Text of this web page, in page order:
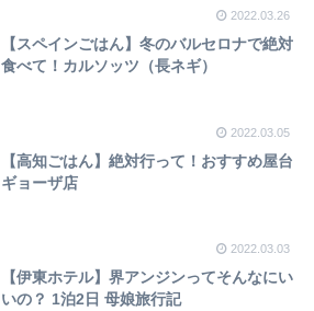
2022.03.26
【スペインごはん】冬のバルセロナで絶対
食べて！カルソッツ（長ネギ）
2022.03.05
【高知ごはん】絶対行って！おすすめ屋台
ギョーザ店
2022.03.03
【伊東ホテル】界アンジンってそんなにい
いの？ 1泊2日 母娘旅行記